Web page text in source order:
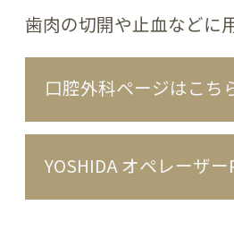
歯肉の切開や止血などに
口腔外科ページはこち
YOSHIDA オペレーザー